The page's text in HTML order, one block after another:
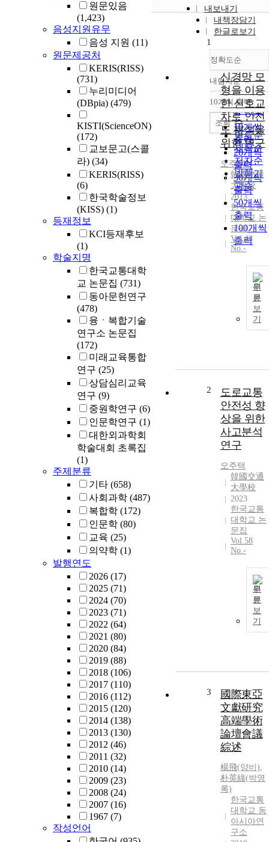
원문있음
(1,423)
음성지원유무
음성 지원 (11)
원문제공처
KERIS(RISS)
(731)
누리미디어
(DBpia) (479)
KISTI(ScienceON)
(172)
교보문고(스콜
라) (34)
KERIS(RISS)
(6)
한국학술정보
(KISS) (1)
등재정보
KCI등재후보
(1)
학술지명
한국교통대학
교 논문집 (731)
동아문헌연구
(478)
융ㆍ복합기술
연구소 논문집
(172)
미래교육통합
연구 (25)
상담심리교육
연구 (9)
중원학연구 (6)
인문학연구 (1)
대한외과학회
학술대회 초록집
(1)
주제분류
기타 (658)
사회과학 (487)
복합학 (172)
인문학 (80)
교육 (25)
의약학 (1)
발행연도
2026 (17)
2025 (71)
2024 (70)
2023 (71)
2022 (64)
2021 (80)
2020 (84)
2019 (88)
2018 (106)
2017 (110)
2016 (112)
2015 (120)
2014 (138)
2013 (130)
2012 (46)
2011 (32)
2010 (14)
2009 (23)
2008 (24)
2007 (16)
1967 (7)
작성언어
내보내기
내책장담기
한글로보기
정확도순
정확도
순
인기도
순
연도순
제목순
저자순
발행기
관순
내림차순
내림차
10개씩 출력
10개씩
출력
20개씩
출력
30개씩
출력
50개씩
출력
100개씩
출력
조회
1
신경망 모
형을 이용
한 신호교
차로 안전
도 분석을
위한 연구
오주택
韓國交通
大學校
2013
한국교통
대학교 논
문집
Vol.48
No.-
원
문
보
기
2
도로교통
안전성 향
상을 위한
사고분석
연구
오주택
韓國交通
大學校
2023
한국교통
대학교 논
문집
Vol.58
No.-
원
문
보
기
3
國際東亞
文獻研究
高端學術
論壇會議
綜述
楊飛(양비),
朴英綠(박영
록)
한국교통
대학교 동
아시아연
구소